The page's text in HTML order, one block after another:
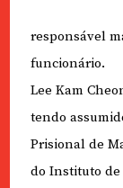
responsável
funcionário.
Lee Kam
tendo
Prisional de
do Instituto